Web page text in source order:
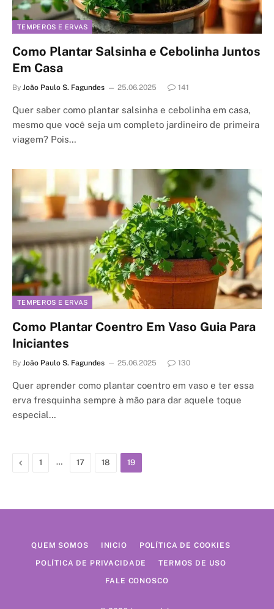
TEMPEROS E ERVAS
Como Plantar Salsinha e Cebolinha Juntos
Em Casa
By João Paulo S. Fagundes 25.06.2025 141
Quer saber como plantar salsinha e cebolinha em casa,
mesmo que você seja um completo jardineiro de primeira
viagem? Pois…
TEMPEROS E ERVAS
Como Plantar Coentro Em Vaso Guia Para
Iniciantes
By João Paulo S. Fagundes 25.06.2025 130
Quer aprender como plantar coentro em vaso e ter essa
erva fresquinha sempre à mão para dar aquele toque
especial…
Previous
1 … 17 18 19
QUEM SOMOS INICIO POLÍTICA DE COOKIES
POLÍTICA DE PRIVACIDADE TERMOS DE USO
FALE CONOSCO